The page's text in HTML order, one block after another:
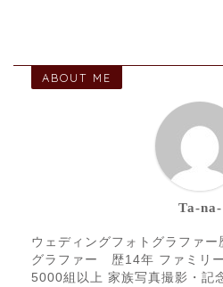
ABOUT ME
Ta-na-
ウェディングフォトグラファ
グラファー 歴14年 ファミリ
5000組以上 家族写真撮影・記